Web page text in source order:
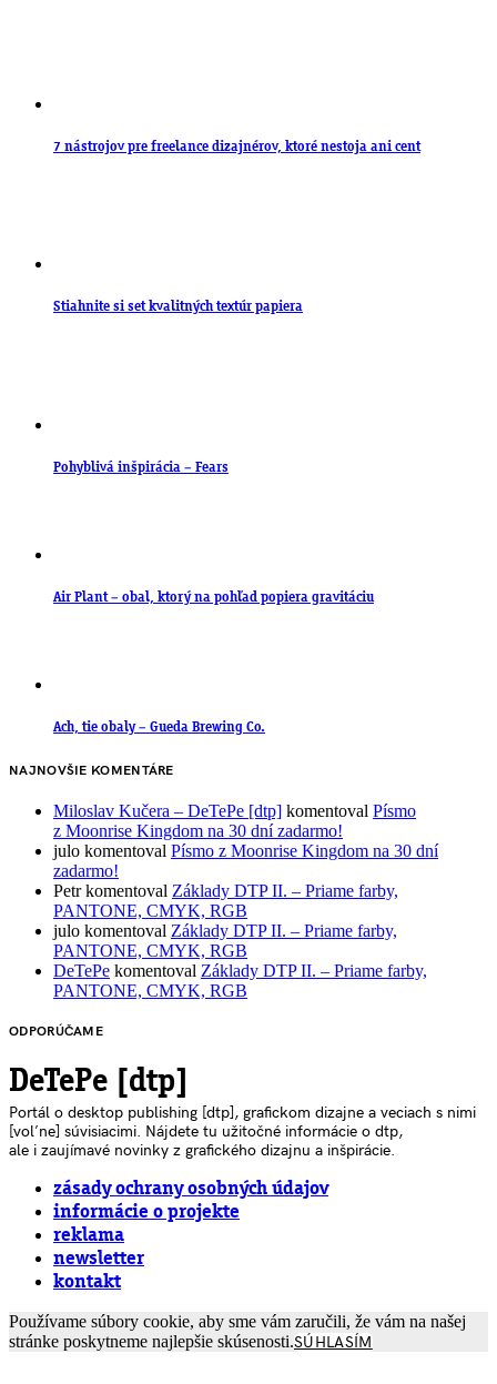
7 nástrojov pre freelance dizajnérov, ktoré nestoja ani cent
Stiahnite si set kvalitných textúr papiera
Pohyblivá inšpirácia – Fears
Air Plant – obal, ktorý na pohľad popiera gravitáciu
Ach, tie obaly – Gueda Brewing Co.
NAJNOVŠIE KOMENTÁRE
Miloslav Kučera – DeTePe [dtp] komentoval Písmo
z Moonrise Kingdom na 30 dní zadarmo!
julo komentoval Písmo z Moonrise Kingdom na 30 dní
zadarmo!
Petrkomentoval Základy DTP II. – Priame farby,
PANTONE, CMYK, RGB
julo komentoval Základy DTP II. – Priame farby,
PANTONE, CMYK, RGB
DeTePe komentoval Základy DTP II. – Priame farby,
PANTONE, CMYK, RGB
ODPORÚČAME
DeTePe [dtp]
Portál o desktop publishing [dtp], grafickom dizajne a veciach s nimi
[voľne] súvisiacimi. Nájdete tu užitočné informácie o dtp,
ale i zaujímavé novinky z grafického dizajnu a inšpirácie.
zásady ochrany osobných údajov
informácie o projekte
reklama
newsletter
kontakt
Používame súbory cookie, aby sme vám zaručili, že vám na našej
stránke poskytneme najlepšie skúsenosti.SÚHLASÍM